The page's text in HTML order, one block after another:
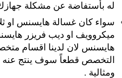
له بأستفاضة عن مشكلة
سواء كان غسالة هايسنس او
ميكروويف او ديب فريزر
هايسنس لان لدينا اقسام
التخصص قطعاً سوف ينتج عنه
ومثالية .